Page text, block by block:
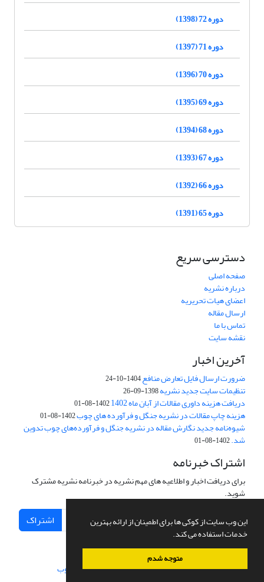
این وب سایت از کوکی ها برای اطمینان از ارائه بهترین
خدمات استفاده می کند.
متوجه شدم
دوره 72 (1398)
دوره 71 (1397)
دوره 70 (1396)
دوره 69 (1395)
دوره 68 (1394)
دوره 67 (1393)
دوره 66 (1392)
دوره 65 (1391)
دسترسی سریع
صفحه اصلی
درباره نشریه
اعضای هیات تحریریه
ارسال مقاله
تماس با ما
نقشه سایت
آخرین اخبار
ضرورت ارسال فایل تعارض منافع1404-10-24
تنظیمات سایت جدید نشریه1398-09-26
دریافت هزینه داوری مقالات از آبان ماه 1402 1402-08-01
هزینه چاپ مقالات در نشریه جنگل و فرآورده های چوب1402-08-01
شیوه‌نامه جدید نگارش مقاله در نشریه جنگل و فرآورده‌های چوب تدوین
شد.1402-08-01
اشتراک خبرنامه
برای دریافت اخبار و اطلاعیه های مهم نشریه در خبرنامه نشریه مشترک
شوید.
اشتراک
سامانه مدیریت نشریات علمی.طراحی و پیاده سازی از سیناوب